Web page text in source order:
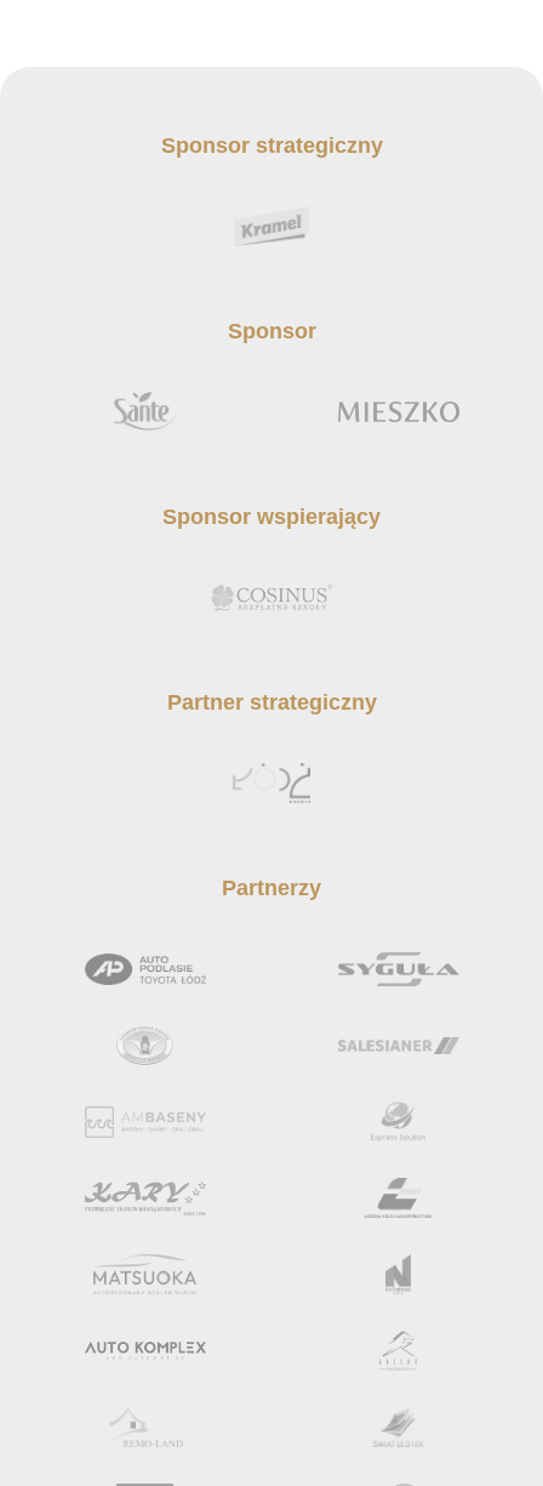
Sponsor strategiczny
Sponsor
Sponsor wspierający
Partner strategiczny
Partnerzy